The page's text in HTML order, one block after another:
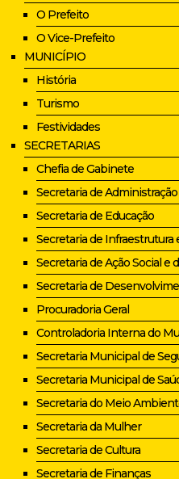
O Prefeito
O Vice-Prefeito
MUNICÍPIO
História
Turismo
Festividades
SECRETARIAS
Chefia de Gabinete
Secretaria de Administração
Secretaria de Educação
Secretaria de Infraestrutura
Secretaria de Ação Social e
Secretaria de
Procuradoria Geral
Controladoria Interna do
Secretaria Municipal de
Secretaria Municipal de
Secretaria do Meio
Secretaria da Mulher
Secretaria de Cultura
Secretaria de Finanças